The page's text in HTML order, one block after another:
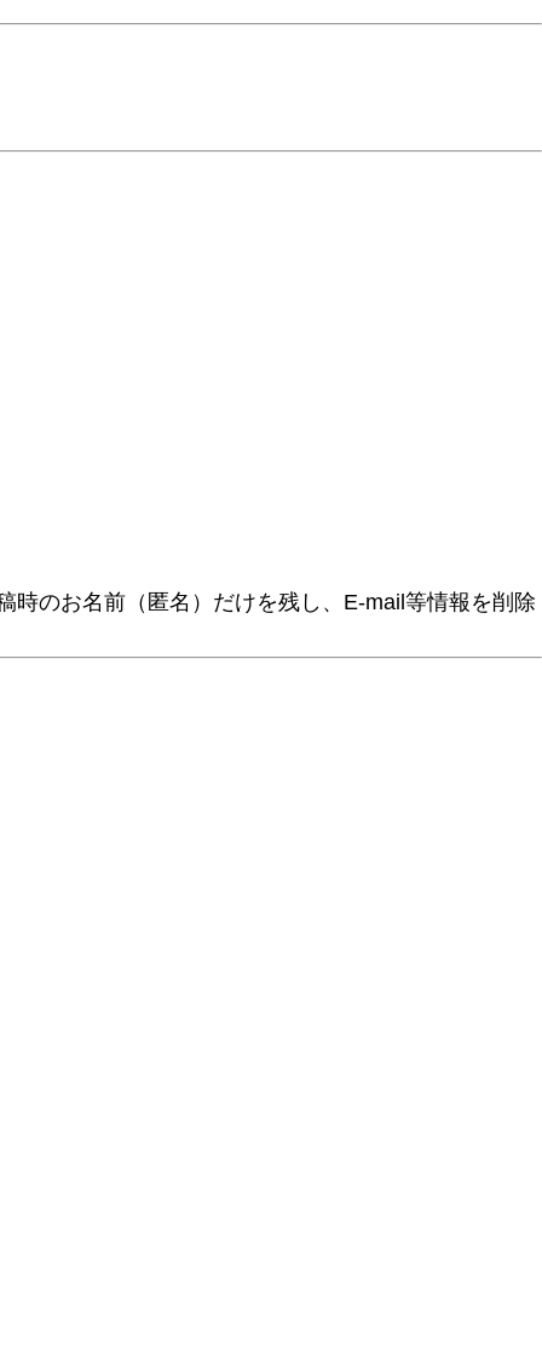
のお名前（匿名）だけを残し、E-mail等情報を削除